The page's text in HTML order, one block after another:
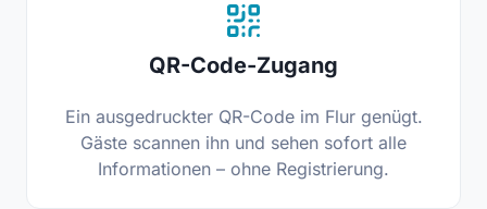
QR-Code-Zugang
Ein ausgedruckter QR-Code im Flur genügt.
Gäste scannen ihn und sehen sofort alle
Informationen – ohne Registrierung.